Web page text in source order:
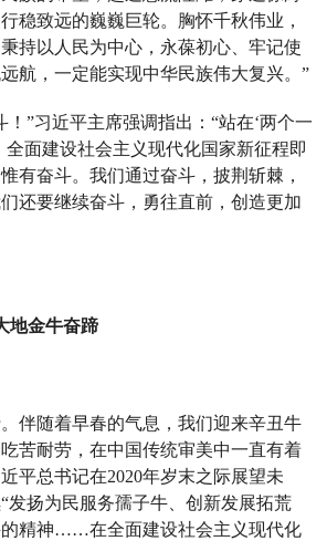
稳致远的巍巍巨轮。胸怀千秋伟业，
持以人民为中心，永葆初心、牢记使
航，一定能实现中华民族伟大复兴。”
！”习近平主席强调指出：“站在‘两个一
全面建设社会主义现代化国家新征程即
有奋斗。我们通过奋斗，披荆斩棘，
还要继续奋斗，勇往直前，创造更加
金牛奋蹄
伴随着早春的气息，我们迎来辛丑牛
苦耐劳，在中国传统审美中一直有着
平总书记在2020年岁末之际展望未
发扬为民服务孺子牛、创新发展拓荒
精神……在全面建设社会主义现代化